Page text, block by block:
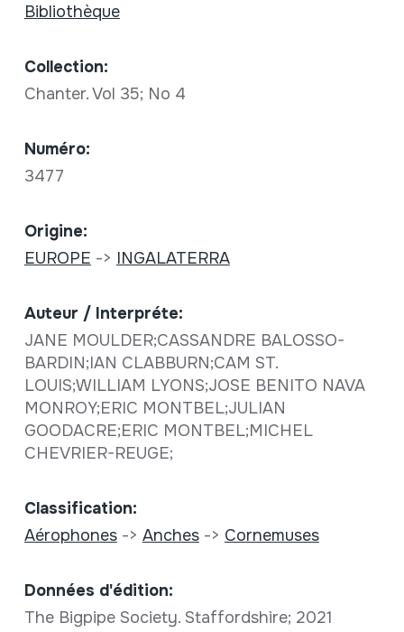
Bibliothèque
Collection:
Chanter. Vol 35; No 4
Numéro:
3477
Origine:
EUROPE -> INGALATERRA
Auteur / Interpréte:
JANE MOULDER;CASSANDRE BALOSSO-
BARDIN;IAN CLABBURN;CAM ST.
LOUIS;WILLIAM LYONS;JOSE BENITO NAVA
MONROY;ERIC MONTBEL;JULIAN
GOODACRE;ERIC MONTBEL;MICHEL
CHEVRIER-REUGE;
Classification:
Aérophones-> Anches-> Cornemuses
Données d'édition:
The Bigpipe Society. Staffordshire; 2021